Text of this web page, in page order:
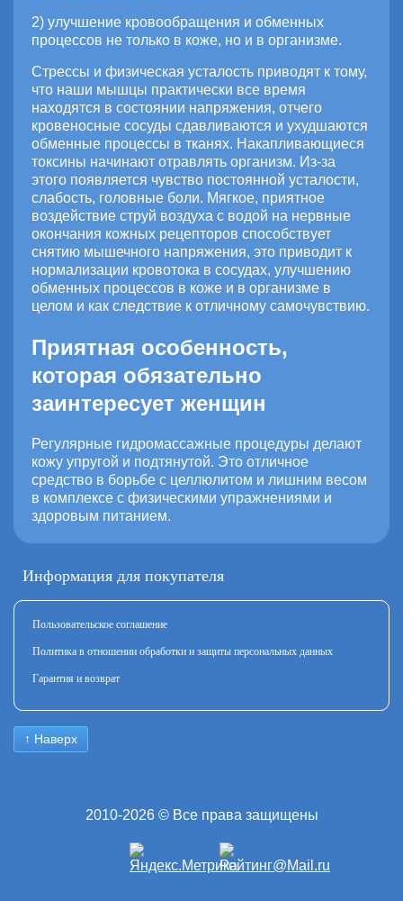
Информация для покупателя
Пользовательское соглашение
Политика в отношении обработки и защиты персональных данных
Гарантия и возврат
↑ Наверх
2) улучшение кровообращения и обменных
процессов не только в коже, но и в организме.
Стрессы и физическая усталость приводят к тому,
что наши мышцы практически все время
находятся в состоянии напряжения, отчего
кровеносные сосуды сдавливаются и ухудшаются
обменные процессы в тканях. Накапливающиеся
токсины начинают отравлять организм. Из-за
этого появляется чувство постоянной усталости,
слабость, головные боли. Мягкое, приятное
воздействие струй воздуха с водой на нервные
окончания кожных рецепторов способствует
снятию мышечного напряжения, это приводит к
нормализации кровотока в сосудах, улучшению
обменных процессов в коже и в организме в
целом и как следствие к отличному самочувствию.
Приятная особенность,
которая обязательно
заинтересует женщин
Регулярные гидромассажные процедуры делают
кожу упругой и подтянутой. Это отличное
средство в борьбе с целлюлитом и лишним весом
в комплексе с физическими упражнениями и
здоровым питанием.
2010-2026 © Все права защищены